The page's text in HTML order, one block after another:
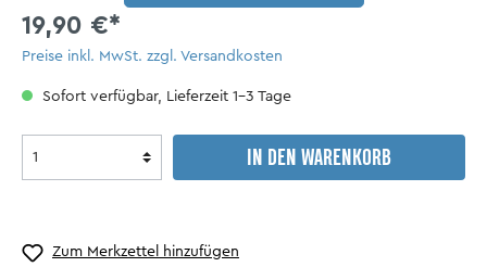
19,90 €*
Preise inkl. MwSt. zzgl. Versandkosten
Sofort verfügbar, Lieferzeit 1-3 Tage
IN DEN WARENKORB
Zum Merkzettel hinzufügen